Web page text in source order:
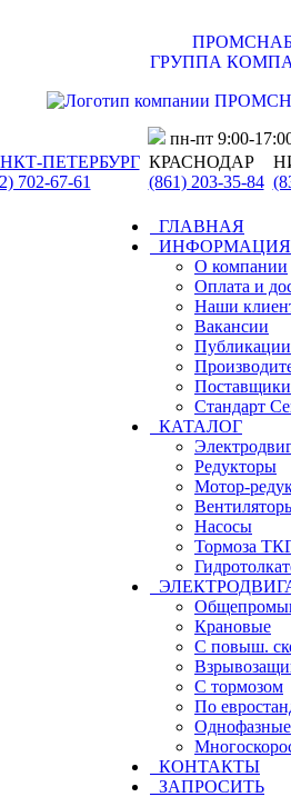
ГРУППА
пн-пт 9:00-
ПЕТЕРБУРГ
702-67-61
КРАСНОДАР
(861) 203-35-84
ГЛАВНАЯ
ИНФОРМАЦИЯ
О компании
Оплата и
Наши
Вакансии
Публикации
Поставщики
Стандарт
КАТАЛОГ
Редукторы
Мотор-
Насосы
Тормоза
Крановые
С повыш.
С тормозом
По
Однофазные
КОНТАКТЫ
ЗАПРОСИТЬ